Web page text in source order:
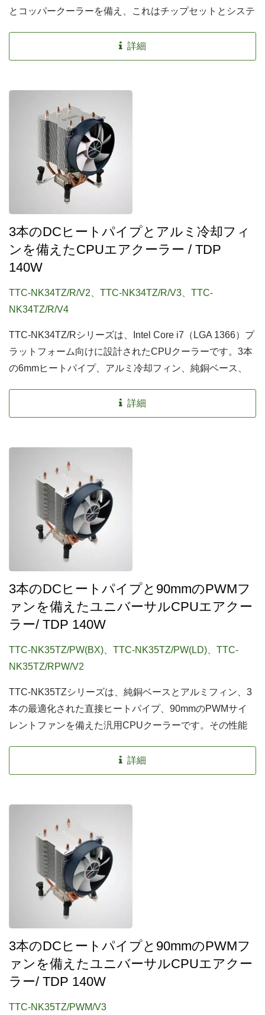
とコッパークーラーを備え、これはチップセットとシステ
ユーザーに経済的な熱ソリューションを提供します。
詳細
3本のDCヒートパイプとアルミ冷却フィ
ンを備えたCPUエアクーラー / TDP
140W
TTC-NK34TZ/R/V2、TTC-NK34TZ/R/V3、TTC-
NK34TZ/R/V4
TTC-NK34TZ/Rシリーズは、Intel Core i7（LGA 1366）プ
ラットフォーム向けに設計されたCPUクーラーです。3本
の6mmヒートパイプ、アルミ冷却フィン、純銅ベース、
し、効果的な放熱を実現します。さらに、簡単な取り付け
をサポートするプッシュピンクリップが設計されていま
詳細
3本のDCヒートパイプと90mmのPWMフ
ァンを備えたユニバーサルCPUエアクー
ラー/ TDP 140W
TTC-NK35TZ/PW(BX)、TTC-NK35TZ/PW(LD)、TTC-
NK35TZ/RPW/V2
TTC-NK35TZシリーズは、純銅ベースとアルミフィン、3
本の最適化された直接ヒートパイプ、90mmのPWMサイ
レントファンを備えた汎用CPUクーラーです。その性能
えることができます。また、ツールフリーのクリップデザ
インにより、簡単な取り付けが可能です。
詳細
3本のDCヒートパイプと90mmのPWMフ
ァンを備えたユニバーサルCPUエアクー
ラー/ TDP 140W
TTC-NK35TZ/PWM/V3